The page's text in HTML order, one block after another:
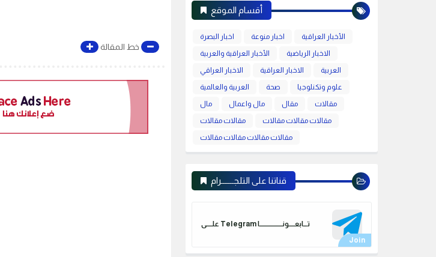
خط المقالة
أقسام الموقع
اخبار البصرة اخبار منوعة
الأخبار العراقية
الأخبار العراقية والعربية
الاخبار الرياضية
الاخبار العراقي
الاخبار العراقية
العربية
العربية والعالمية
صحة
علوم وتكنلوجيا
مال
مال واعمال مقال
مقالات
مقالات مقالات
مقالات مقالات مقالات
مقالات مقالات مقالات مقالات
قناتنا على التلجـــــــرام
علـــــى Telegram تـــابعـــــونـــــــــــــــــــا